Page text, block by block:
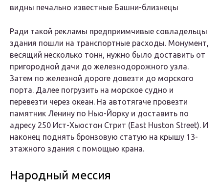
видны печально известные Башни-близнецы
Ради такой рекламы предприимчивые совладельцы
здания пошли на транспортные расходы. Монумент,
весящий несколько тонн, нужно было доставить от
пригородной дачи до железнодорожного узла.
Затем по железной дороге довезти до морского
порта. Далее погрузить на морское судно и
перевезти через океан. На автотягаче провезти
памятник Ленину по Нью-Йорку и доставить по
адресу 250 Ист-Хьюстон Стрит (East Huston Street). И
наконец поднять бронзовую статую на крышу 13-
этажного здания с помощью крана.
Народный мессия